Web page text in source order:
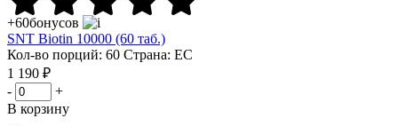
+60бонусов
SNT Biotin 10000 (60 таб.)
Кол-во порций: 60 Страна: ЕС
1 190 ₽
-
+
В корзину